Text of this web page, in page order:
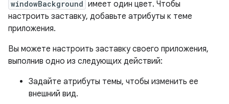
windowBackground имеет один цвет. Чтобы
настроить заставку, добавьте атрибуты к теме
приложения.
Вы можете настроить заставку своего приложения,
выполнив одно из следующих действий:
Задайте атрибуты темы, чтобы изменить ее
внешний вид.